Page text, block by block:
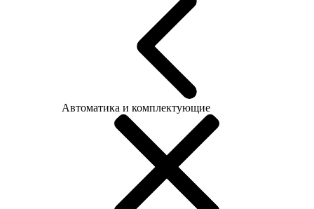
Автоматика и комплектующие